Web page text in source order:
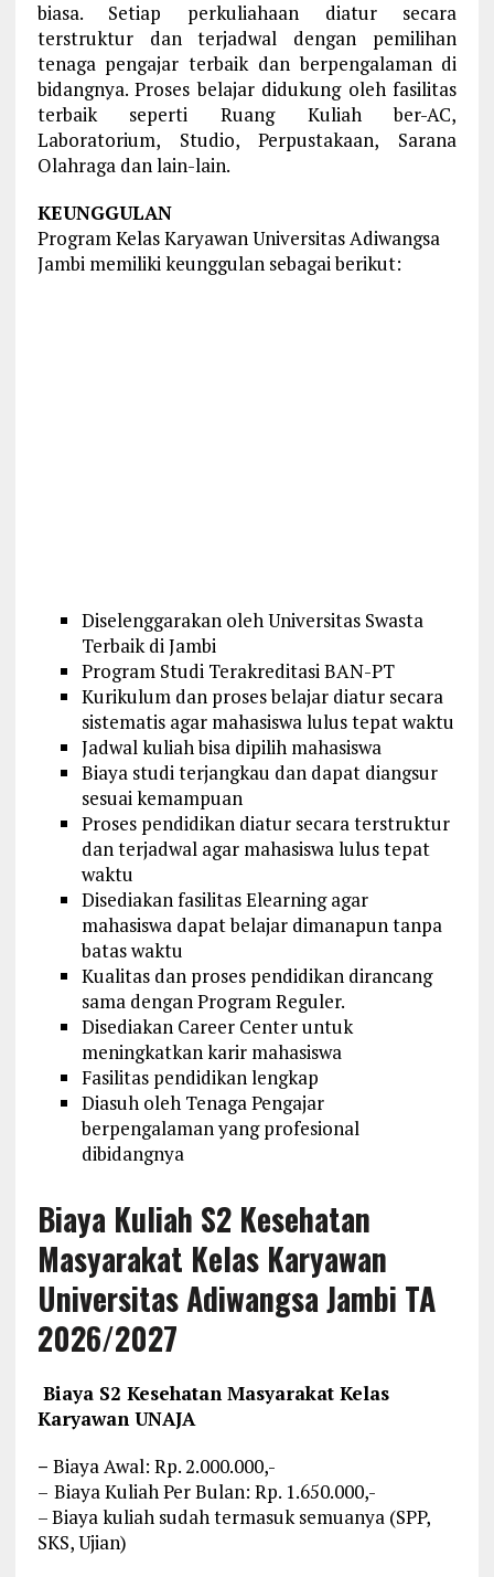
biasa. Setiap perkuliahaan diatur secara
terstruktur dan terjadwal dengan pemilihan
tenaga pengajar terbaik dan berpengalaman di
bidangnya. Proses belajar didukung oleh fasilitas
terbaik seperti Ruang Kuliah ber-AC,
Laboratorium, Studio, Perpustakaan, Sarana
Olahraga dan lain-lain.
KEUNGGULAN
Program Kelas Karyawan Universitas Adiwangsa
Jambi memiliki keunggulan sebagai berikut:
Diselenggarakan oleh Universitas Swasta
Terbaik di Jambi
Program Studi Terakreditasi BAN-PT
Kurikulum dan proses belajar diatur secara
sistematis agar mahasiswa lulus tepat waktu
Jadwal kuliah bisa dipilih mahasiswa
Biaya studi terjangkau dan dapat diangsur
sesuai kemampuan
Proses pendidikan diatur secara terstruktur
dan terjadwal agar mahasiswa lulus tepat
waktu
Disediakan fasilitas Elearning agar
mahasiswa dapat belajar dimanapun tanpa
batas waktu
Kualitas dan proses pendidikan dirancang
sama dengan Program Reguler.
Disediakan Career Center untuk
meningkatkan karir mahasiswa
Fasilitas pendidikan lengkap
Diasuh oleh Tenaga Pengajar
berpengalaman yang profesional
dibidangnya
Biaya Kuliah S2 Kesehatan
Masyarakat Kelas Karyawan
Universitas Adiwangsa Jambi TA
2026/2027
Biaya S2 Kesehatan Masyarakat Kelas
Karyawan UNAJA
– Biaya Awal: Rp. 2.000.000,-
– Biaya Kuliah Per Bulan: Rp. 1.650.000,-
– Biaya kuliah sudah termasuk semuanya (SPP,
SKS, Ujian)